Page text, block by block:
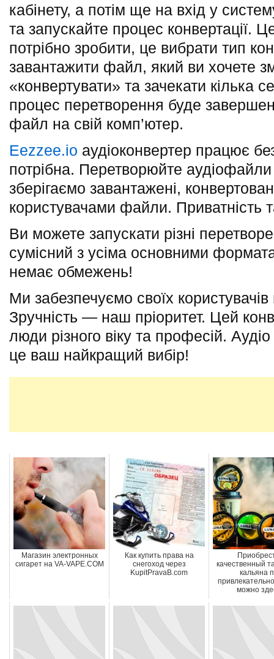
кабінету, а потім ще на вхід у
та запускайте процес конвертації.
потрібно зробити, це вибрати тип
завантажити файл, який ви хочете
«конвертувати» та зачекати кілька
процес перетворення буде
файл на свій комп’ютер.
Eezzee.io аудіоконвертер працює
потрібна. Перетворюйте аудіофайли
зберігаємо завантажені,
користувачами файли. Приватність
Ви можете запускати різні
сумісний з усіма основними
немає обмежень!
Ми забезпечуємо своїх
Зручність — наш пріоритет. Цей
люди різного віку та професій.
це ваш найкращий вибір!
Магазин электронных
сигарет на VA-VAPE.COM
Как купить права на
снегоход через
KupitPravaB.com
качественный
кальяна
можно